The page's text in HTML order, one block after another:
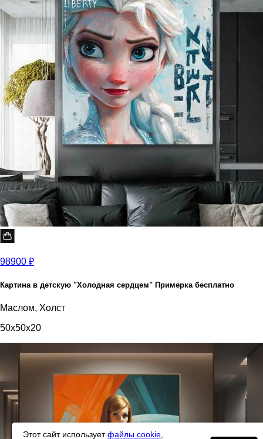
98900 ₽
Картина в детскую "Холодная сердцем" Примерка бесплатно
Маслом, Холст
50x50x20
Этот сайт используетфайлы cookie